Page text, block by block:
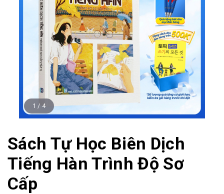
1 / 4
Sách Tự Học Biên Dịch
Tiếng Hàn Trình Độ Sơ
Cấp